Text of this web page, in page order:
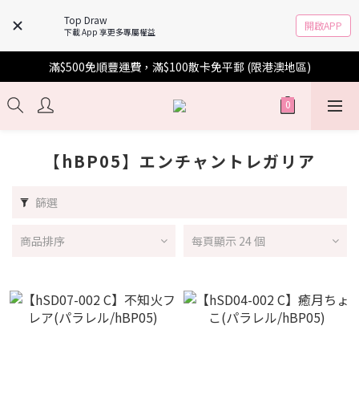
Top Draw
下載 App 享更多專屬權益 開啟APP
滿$500免順豐運費，滿$100散卡免平郵 (限港澳地區)
【hBP05】エンチャントレガリア
篩選
商品排序 每頁顯示 24 個